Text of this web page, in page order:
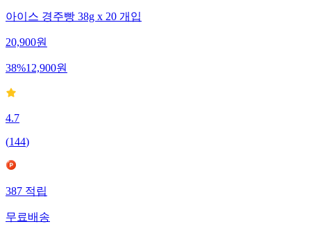
아이스 경주빵 38g x 20 개입
20,900원
38%12,900원
4.7
(144)
387적립
무료배송